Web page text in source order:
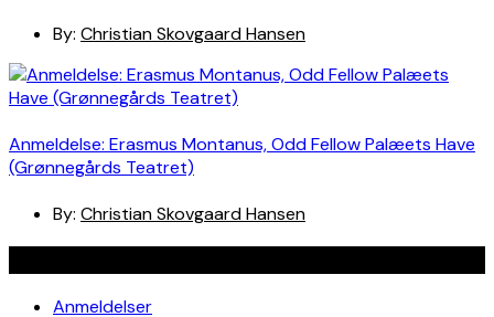
By: Christian Skovgaard Hansen
Anmeldelse: Erasmus Montanus, Odd Fellow Palæets Have
(Grønnegårds Teatret)
By: Christian Skovgaard Hansen
Anmeldelser